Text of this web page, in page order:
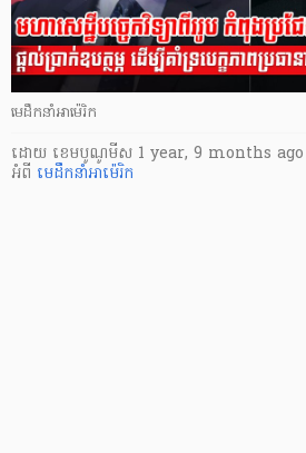
មេដឹកនាំអាម៉េរិក
ដោយ ​ ខេមបូណូមីស 1 year, 9 months ago
អំពី មេដឹកនាំអាម៉េរិក